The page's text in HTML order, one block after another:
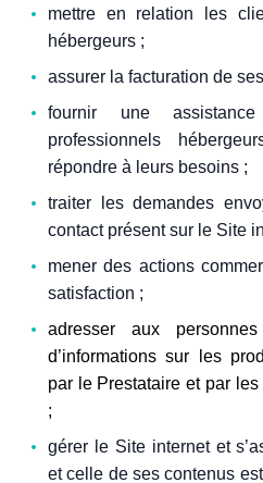
mettre en relation les
hébergeurs ;
assurer la facturation de
fournir une
professionnels
répondre à leurs besoins ;
traiter les demandes
contact présent sur le Site
mener des actions
satisfaction ;
adresser aux
d’informations sur les
par le Prestataire et par
;
gérer le Site internet et
et celle de ses contenus